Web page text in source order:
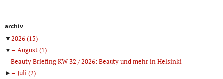
archiv
▼2026(15)
▼
August(1)
Beauty Briefing KW 32 / 2026: Beauty und mehr in Helsinki
►
Juli(2)